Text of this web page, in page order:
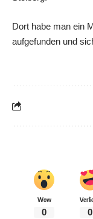
Dort habe man ein
aufgefunden und
Wow
0 0